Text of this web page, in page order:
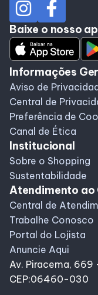
Baixe o nosso
Informações
Aviso de
Central de
Preferência de
Canal de Ética
Institucional
Sobre o Shopping
Sustentabilidade
Atendimento ao
Central de
Trabalhe Conosco
Portal do Lojista
Anuncie Aqui
Av. Piracema, 669
CEP:06460-030